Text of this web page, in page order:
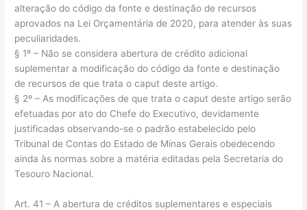
alteração do código da fonte e destinação de recursos
aprovados na Lei Orçamentária de 2020, para atender às suas
peculiaridades.
§ 1º – Não se considera abertura de crédito adicional
suplementar a modificação do código da fonte e destinação
de recursos de que trata o caput deste artigo.
§ 2º – As modificações de que trata o caput deste artigo serão
efetuadas por ato do Chefe do Executivo, devidamente
justificadas observando-se o padrão estabelecido pelo
Tribunal de Contas do Estado de Minas Gerais obedecendo
ainda às normas sobre a matéria editadas pela Secretaria do
Tesouro Nacional.
Art. 41 – A abertura de créditos suplementares e especiais